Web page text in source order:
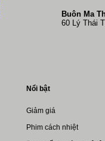
Buôn Ma
60 Lý
Nổi bật
Giảm giá
Phim cách nhiệt